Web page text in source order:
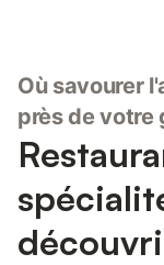
Où savourer
près de votre